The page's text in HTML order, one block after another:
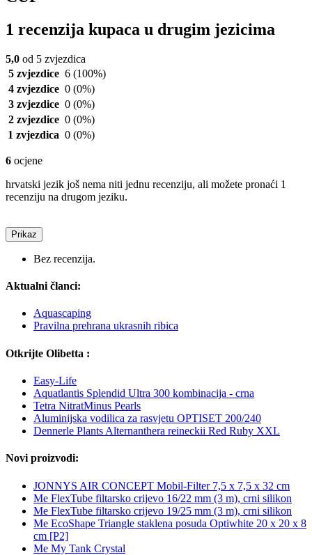
1 recenzija kupaca u drugim jezicima
5,0 od 5 zvjezdica
5 zvjezdice 6 (100%)
4 zvjezdice 0 (0%)
3 zvjezdice 0 (0%)
2 zvjezdice 0 (0%)
1 zvjezdica 0 (0%)
6 ocjene
hrvatski jezik još nema niti jednu recenziju, ali možete pronaći 1
recenziju na drugom jeziku.
Prikaz
Bez recenzija.
Aktualni članci:
Aquascaping
Pravilna prehrana ukrasnih ribica
Otkrijte Olibetta :
Easy-Life
Aquatlantis Splendid Ultra 300 kombinacija - crna
Tetra NitratMinus Pearls
Aluminijska vodilica za rasvjetu OPTISET 200/240
Dennerle Plants Alternanthera reineckii Red Ruby XXL
Novi proizvodi:
JONNYS AIR CONCEPT Mobil-Filter 7,5 x 7,5 x 32 cm
Me FlexTube filtarsko crijevo 16/22 mm (3 m), crni silikon
Me FlexTube filtarsko crijevo 19/25 mm (3 m), crni silikon
Me EcoShape Triangle staklena posuda Optiwhite 20 x 20 x 8
cm [P2]
Me My Tank Crystal